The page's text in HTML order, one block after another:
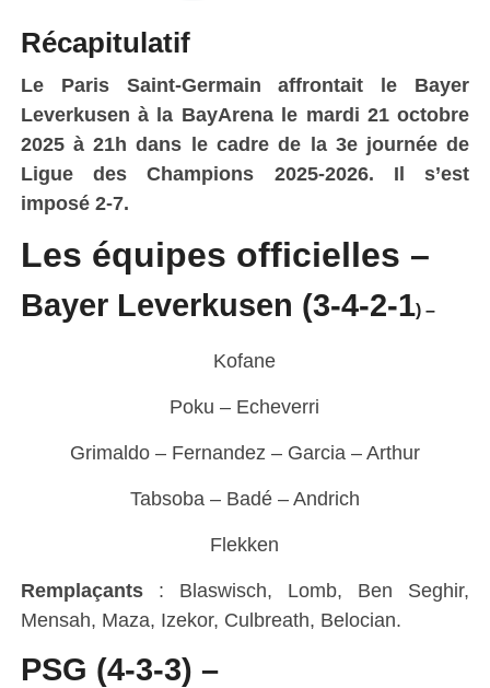
Récapitulatif
Le Paris Saint-Germain affrontait le Bayer
Leverkusen à la BayArena le mardi 21 octobre
2025 à 21h dans le cadre de la 3e journée de
Ligue des Champions 2025-2026. Il s’est
imposé 2-7.
Les équipes officielles –
Bayer Leverkusen (3-4-2-1) –
Kofane
Poku – Echeverri
Grimaldo – Fernandez – Garcia – Arthur
Tabsoba – Badé – Andrich
Flekken
Remplaçants : Blaswisch, Lomb, Ben Seghir,
Mensah, Maza, Izekor, Culbreath, Belocian.
PSG (4-3-3) –